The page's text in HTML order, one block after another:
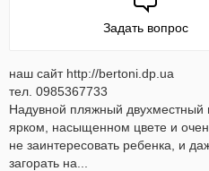
Задать вопрос
наш сайт http://bertoni.dp.ua
тел. 0985367733
Надувной пляжный
ярком, насыщенном цвете и
не заинтересовать ребенка, и
загорать на...